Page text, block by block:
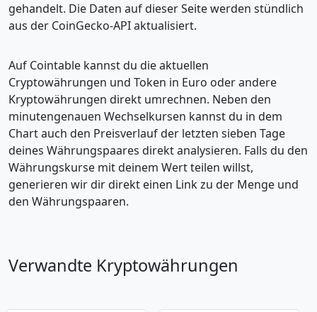
gehandelt. Die Daten auf dieser Seite werden stündlich
aus der CoinGecko-API aktualisiert.
Auf Cointable kannst du die aktuellen
Cryptowährungen und Token in Euro oder andere
Kryptowährungen direkt umrechnen. Neben den
minutengenauen Wechselkursen kannst du in dem
Chart auch den Preisverlauf der letzten sieben Tage
deines Währungspaares direkt analysieren. Falls du den
Währungskurse mit deinem Wert teilen willst,
generieren wir dir direkt einen Link zu der Menge und
den Währungspaaren.
Verwandte Kryptowährungen